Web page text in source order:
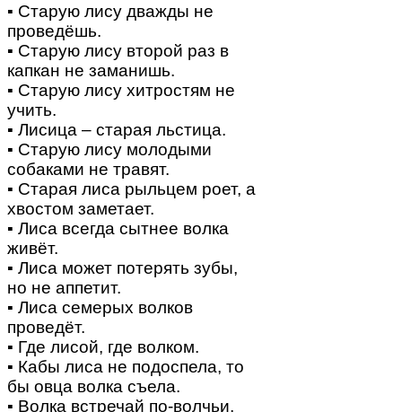
▪ Старую лису дважды не
проведёшь.
▪ Старую лису второй раз в
капкан не заманишь.
▪ Старую лису хитростям не
учить.
▪ Лисица – старая льстица.
▪ Старую лису молодыми
собаками не травят.
▪ Старая лиса рыльцем роет, а
хвостом заметает.
▪ Лиса всегда сытнее волка
живёт.
▪ Лиса может потерять зубы,
но не аппетит.
▪ Лиса семерых волков
проведёт.
▪ Где лисой, где волком.
▪ Кабы лиса не подоспела, то
бы овца волка съела.
▪ Волка встречай по-волчьи,